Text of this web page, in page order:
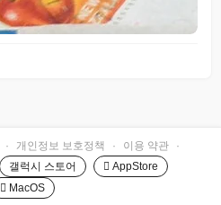
· 개인정보 보호정책 · 이용 약관
·
갤럭시 스토어
 AppStore
 MacOS